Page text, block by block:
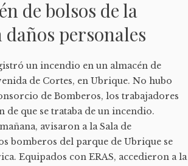
de bolsos de la
personales
un incendio en un almacén de
de Cortes, en Ubrique. No hubo
de Bomberos, los trabajadores
que se trataba de un incendio.
avisaron a la Sala de
bomberos del parque de Ubrique se
Equipados con ERAS, accedieron a la